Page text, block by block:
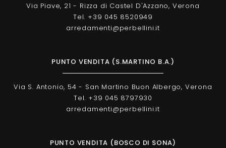
Via Piave, 21 - Rizza di Castel D'Azzano, Verona
Tel. +39 045 8520949
arredamenti@perbellini.it
PUNTO VENDITA (S.MARTINO B.A.)
Via S. Antonio, 54 - San Martino Buon Albergo, Verona
Tel. +39 045 8797930
arredamenti@perbellini.it
PUNTO VENDITA (BOSCO DI SONA)